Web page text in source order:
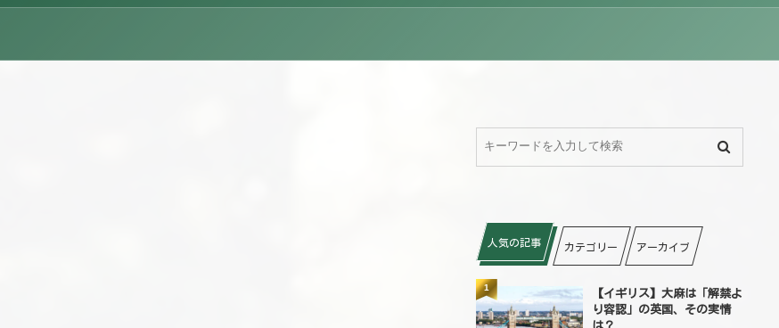
人気の記事 カテゴリー アーカイブ
【イギリス】大麻は「解禁よ
り容認」の英国、その実情
1